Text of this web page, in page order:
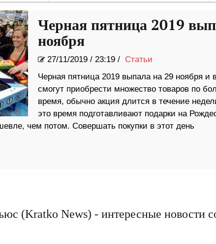
Черная пятница 2019
ноября
27/11/2019/ 23:19 / Статьи
Черная пятница 2019 выпала на 29 ноября и
смогут приобрести множество товаров по
время, обычно акция длится в течение
это время подготавливают подарки на
чем потом. Совершать покупки в этот день
(Kratko News) - интересные новости